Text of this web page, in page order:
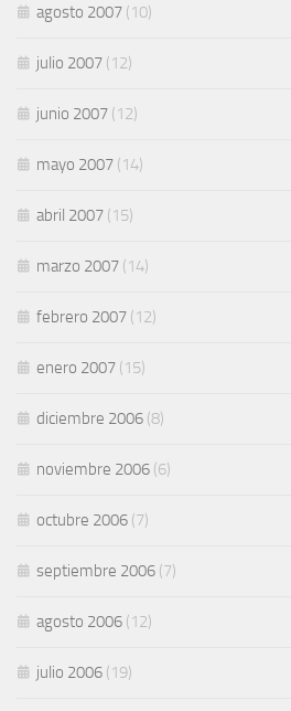
agosto 2007 (10)
julio 2007 (12)
junio 2007 (12)
mayo 2007 (14)
abril 2007 (15)
marzo 2007 (14)
febrero 2007 (12)
enero 2007 (15)
diciembre 2006 (8)
noviembre 2006 (6)
octubre 2006 (7)
septiembre 2006 (7)
agosto 2006 (12)
julio 2006 (19)